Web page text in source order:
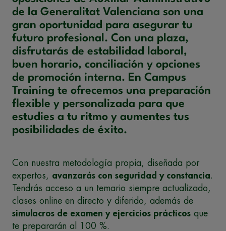
de la Generalitat Valenciana son una
gran oportunidad para asegurar tu
futuro profesional. Con una plaza,
disfrutarás de estabilidad laboral,
buen horario, conciliación y opciones
de promoción interna. En Campus
Training te ofrecemos una preparación
flexible y personalizada para que
estudies a tu ritmo y aumentes tus
posibilidades de éxito.
Con nuestra metodología propia, diseñada por
expertos, avanzarás con seguridad y constancia.
Tendrás acceso a un temario siempre actualizado,
clases online en directo y diferido, además de
simulacros de examen y ejercicios prácticos que
te prepararán al 100 %.